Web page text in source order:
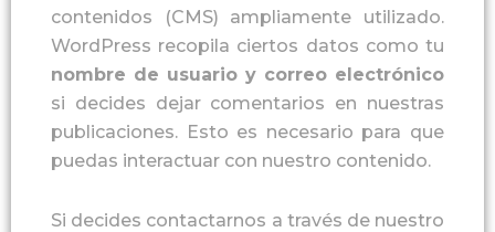
contenidos (CMS) ampliamente utilizado.
WordPress recopila ciertos datos como tu
nombre de usuario y correo electrónico
si decides dejar comentarios en nuestras
publicaciones. Esto es necesario para que
puedas interactuar con nuestro contenido.
Si decides contactarnos a través de nuestro